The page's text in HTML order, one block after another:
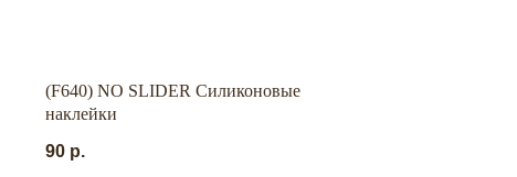
(F640) NO SLIDER Силиконовые
наклейки
90 р.